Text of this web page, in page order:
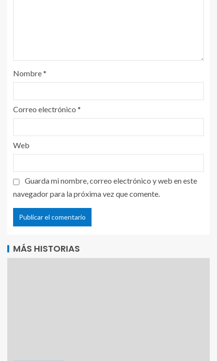
Nombre*
Correo electrónico *
Web
Guarda mi nombre, correo electrónico y web en este
navegador para la próxima vez que comente.
MÁS HISTORIAS